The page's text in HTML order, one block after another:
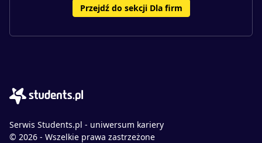
Przejdź do sekcji Dla firm
Serwis Students.pl - uniwersum kariery
© 2026 - Wszelkie prawa zastrzeżone